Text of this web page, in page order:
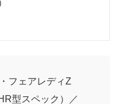
フェアレディZ
型スペック）／